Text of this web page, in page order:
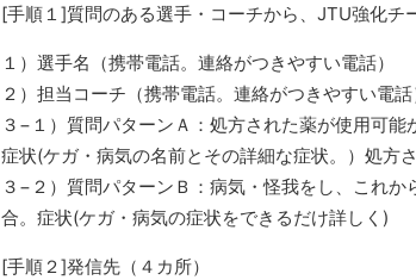
[手順１]質問のある選手・コーチから、JTU強化
１）選手名（携帯電話。連絡がつきやすい電話）
２）担当コーチ（携帯電話。連絡がつきやすい電話
３−１）質問パターンＡ：処方された薬が使用可能
症状(ケガ・病気の名前とその詳細な症状。）処方
３−２）質問パターンＢ：病気・怪我をし、これ
合。症状(ケガ・病気の症状をできるだけ詳しく)
[手順２]発信先（４カ所）